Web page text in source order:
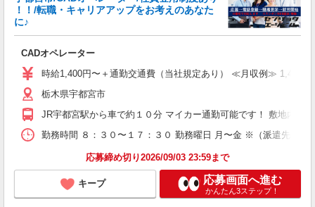
！！/転職・キャリアアップをお考えのあなた
に♪
CADオペレーター
時給1,400円〜＋通勤交通費（当社規定あり） ≪月収例≫ 1,400
栃木県宇都宮市
JR宇都宮駅から車で約１０分 マイカー通勤可能です！ 敷地内に
勤務時間 ８：３０〜１７：３０ 勤務曜日 月〜金 ※（派遣先の企
応募締め切り2026/09/03 23:59まで
キープ 応募画面へ進む
かんたん3ステップ！